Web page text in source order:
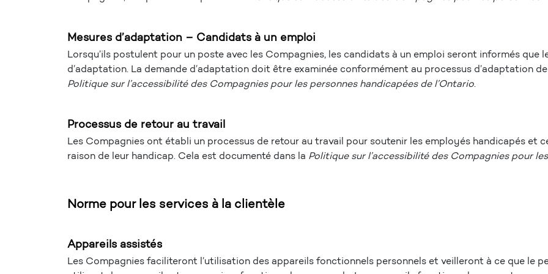
Mesures d’adaptation – Candidats à un emploi
Lorsqu’ils postulent pour un poste avec les Compagnies, les candidats à un emploi seront informés que
d’adaptation. La demande d’adaptation doit être examinée conformément au processus d’adaptation
Politique sur l’accessibilité des Compagnies pour les personnes handicapées de l’Ontario.
Processus de retour au travail
Les Compagnies ont établi un processus de retour au travail pour soutenir les employés handicapés et
raison de leur handicap. Cela est documenté dans la Politique sur l’accessibilité des Compagnies pour
Norme pour les services à la clientèle
Appareils assistés
Les Compagnies faciliteront l’utilisation des appareils fonctionnels personnels et veilleront à ce que le